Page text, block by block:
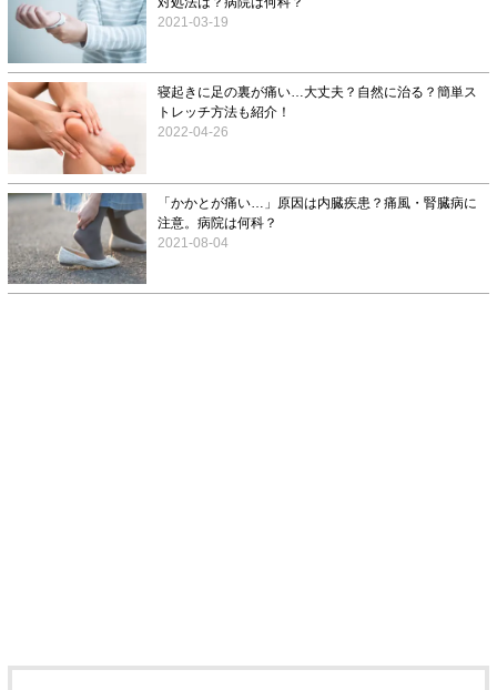
2021-03-19
寝起きに足の裏が痛い…大丈夫？自然に治る？簡単ス
トレッチ方法も紹介！
2022-04-26
「かかとが痛い…」原因は内臓疾患？痛風・腎臓病に
注意。病院は何科？
2021-08-04